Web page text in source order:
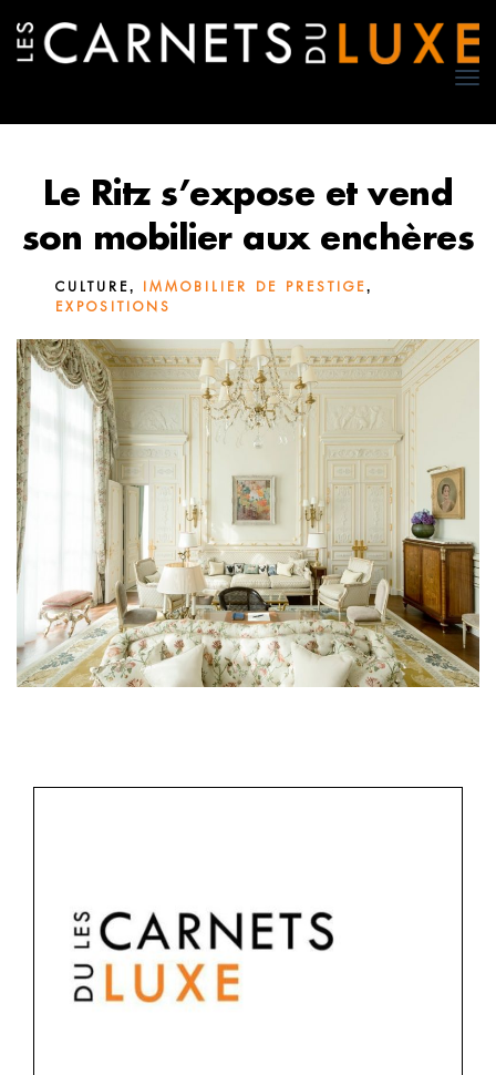
Le Ritz s’expose et vend
son mobilier aux enchères
CULTURE, IMMOBILIER DE PRESTIGE,
EXPOSITIONS